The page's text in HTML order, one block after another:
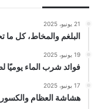
21 يونيو، 2025
البلغم والمخاط، كل ما
19 يونيو، 2025
فوائد شرب الماء يوميًا
17 يونيو، 2025
هشاشة العظام